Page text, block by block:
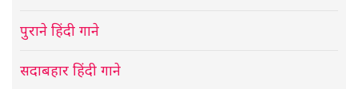
पुराने हिंदी गाने
सदाबहार हिंदी गाने